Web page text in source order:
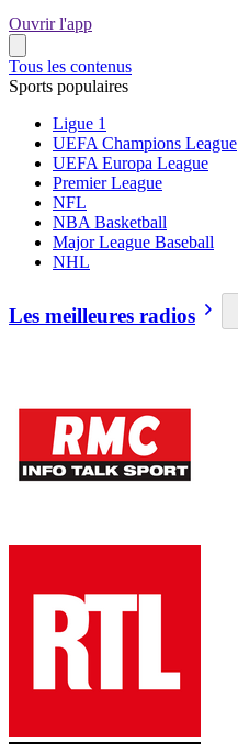
Ouvrir l'app
Tous les contenus
Sports populaires
Ligue 1
UEFA Champions League
UEFA Europa League
Premier League
NFL
NBA Basketball
Major League Baseball
NHL
Les meilleures radios